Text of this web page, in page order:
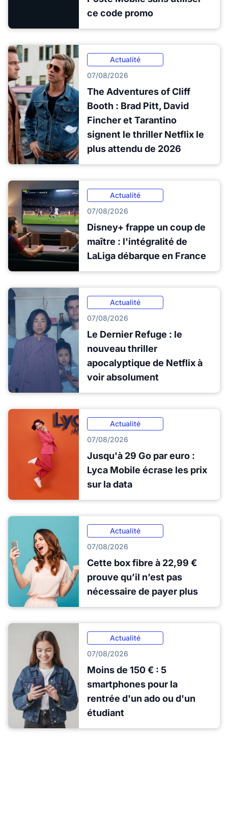
ce code promo
Actualité
07/08/2026
The Adventures of Cliff
Booth : Brad Pitt, David
Fincher et Tarantino
signent le thriller Netflix le
plus attendu de 2026
Actualité
07/08/2026
Disney+ frappe un coup de
maître : l'intégralité de
LaLiga débarque en France
Actualité
07/08/2026
Le Dernier Refuge : le
nouveau thriller
apocalyptique de Netflix à
voir absolument
Actualité
07/08/2026
Jusqu'à 29 Go par euro :
Lyca Mobile écrase les prix
sur la data
Actualité
07/08/2026
Cette box fibre à 22,99 €
prouve qu’il n’est pas
nécessaire de payer plus
Actualité
07/08/2026
Moins de 150 € : 5
smartphones pour la
rentrée d'un ado ou d'un
étudiant